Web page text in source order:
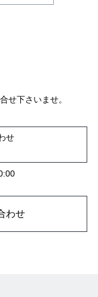
せ下さいませ。
せ
わせ